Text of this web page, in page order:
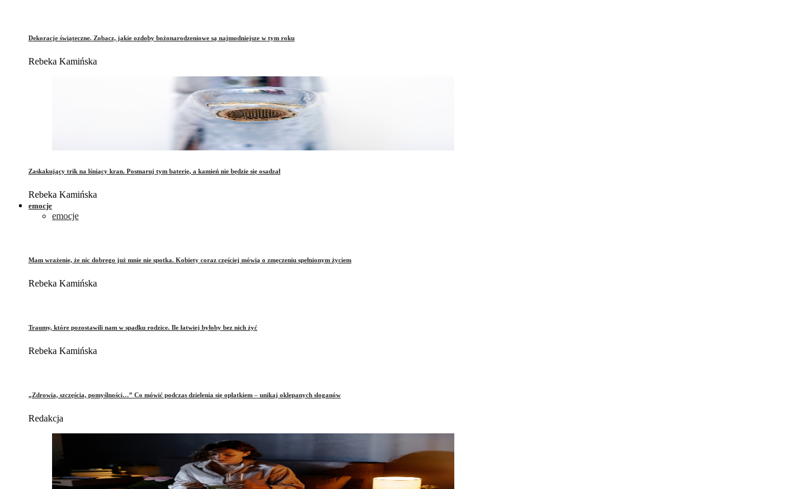
Dekoracje świąteczne. Zobacz, jakie ozdoby bożonarodzeniowe są najmodniejsze w tym roku
Rebeka Kamińska
Zaskakujący trik na lśniący kran. Posmaruj tym baterię, a kamień nie będzie się osadzał
Rebeka Kamińska
emocje
emocje
Mam wrażenie, że nic dobrego już mnie nie spotka. Kobiety coraz częściej mówią o zmęczeniu spełnionym życiem
Rebeka Kamińska
Traumy, które pozostawili nam w spadku rodzice. Ile łatwiej byłoby bez nich żyć
Rebeka Kamińska
„Zdrowia, szczęścia, pomyślności…” Co mówić podczas dzielenia się opłatkiem – unikaj oklepanych sloganów
Redakcja